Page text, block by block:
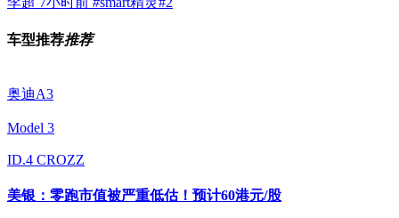
车型推荐推荐
奥迪A3
Model 3
ID.4 CROZZ
美银：零跑市值被严重低估！预计60港元/股